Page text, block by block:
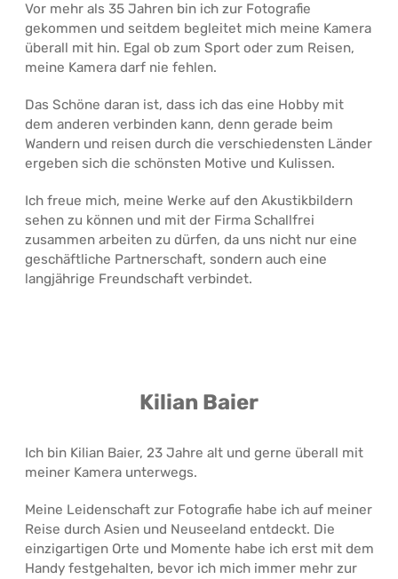
Vor mehr als 35 Jahren bin ich zur Fotografie
gekommen und seitdem begleitet mich meine Kamera
überall mit hin. Egal ob zum Sport oder zum Reisen,
meine Kamera darf nie fehlen.
Das Schöne daran ist, dass ich das eine Hobby mit
dem anderen verbinden kann, denn gerade beim
Wandern und reisen durch die verschiedensten Länder
ergeben sich die schönsten Motive und Kulissen.
Ich freue mich, meine Werke auf den Akustikbildern
sehen zu können und mit der Firma Schallfrei
zusammen arbeiten zu dürfen, da uns nicht nur eine
geschäftliche Partnerschaft, sondern auch eine
langjährige Freundschaft verbindet.
Kilian Baier
Ich bin Kilian Baier, 23 Jahre alt und gerne überall mit
meiner Kamera unterwegs.
Meine Leidenschaft zur Fotografie habe ich auf meiner
Reise durch Asien und Neuseeland entdeckt. Die
einzigartigen Orte und Momente habe ich erst mit dem
Handy festgehalten, bevor ich mich immer mehr zur